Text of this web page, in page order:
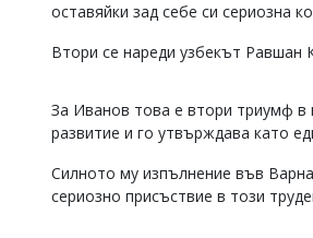
k.kassabova@flagman.bg
Главен
Колев,
Коментарите
оставяйки зад себе си сериозна
Втори се нареди узбекът Равшан
За Иванов това е втори триумф в
развитие и го утвърждава като
Силното му изпълнение във
сериозно присъствие в този